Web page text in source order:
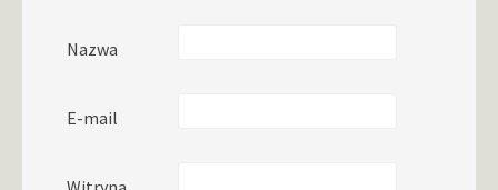
Nazwa
E-mail